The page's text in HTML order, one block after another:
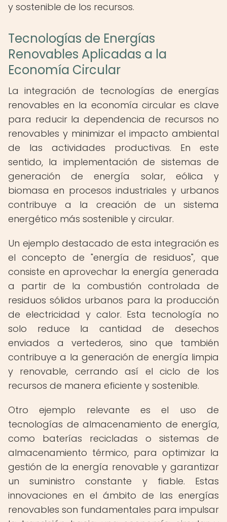
y sostenible de los recursos.
Tecnologías de Energías
Renovables Aplicadas a la
Economía Circular
La integración de tecnologías de energías
renovables en la economía circular es clave
para reducir la dependencia de recursos no
renovables y minimizar el impacto ambiental
de las actividades productivas. En este
sentido, la implementación de sistemas de
generación de energía solar, eólica y
biomasa en procesos industriales y urbanos
contribuye a la creación de un sistema
energético más sostenible y circular.
Un ejemplo destacado de esta integración es
el concepto de "energía de residuos", que
consiste en aprovechar la energía generada
a partir de la combustión controlada de
residuos sólidos urbanos para la producción
de electricidad y calor. Esta tecnología no
solo reduce la cantidad de desechos
enviados a vertederos, sino que también
contribuye a la generación de energía limpia
y renovable, cerrando así el ciclo de los
recursos de manera eficiente y sostenible.
Otro ejemplo relevante es el uso de
tecnologías de almacenamiento de energía,
como baterías recicladas o sistemas de
almacenamiento térmico, para optimizar la
gestión de la energía renovable y garantizar
un suministro constante y fiable. Estas
innovaciones en el ámbito de las energías
renovables son fundamentales para impulsar